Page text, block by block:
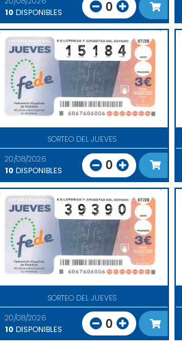
10 DISPONIBLES 0
SORTEO DEL JUEVES
20/08/2026
10 DISPONIBLES 0
SORTEO DEL JUEVES
20/08/2026
10 DISPONIBLES 0